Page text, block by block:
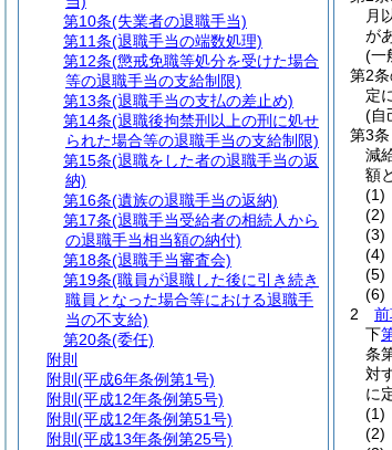
月
が
(一
第2
定
(自
第3条
減
額
(1)
(2)
(3)
(4)
(5)
(6)
2
下
条
対
に
(1)
(2)
第10条(失業者の退職手当)
第11条(退職手当の端数処理)
第12条(懲戒免職等処分を受けた場合
等の退職手当の支給制限)
第13条(退職手当の支払の差止め)
第14条(退職後拘禁刑以上の刑に処せ
られた場合等の退職手当の支給制限)
第15条(退職をした者の退職手当の返
納)
第16条(遺族の退職手当の返納)
第17条(退職手当受給者の相続人から
の退職手当相当額の納付)
第18条(退職手当審査会)
第19条(職員が退職した後に引き続き
職員となった場合等における退職手
当の不支給)
第20条(委任)
附則
附則 (平成6年条例第1号)
附則 (平成12年条例第5号)
附則 (平成12年条例第51号)
附則 (平成13年条例第25号)